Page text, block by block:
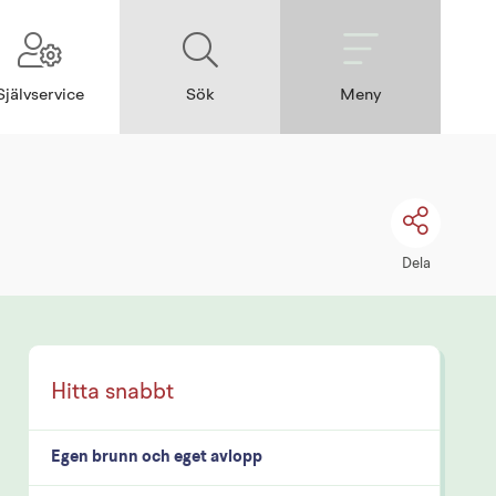
Sök Meny
Dela
Egen brunn och eget avlopp